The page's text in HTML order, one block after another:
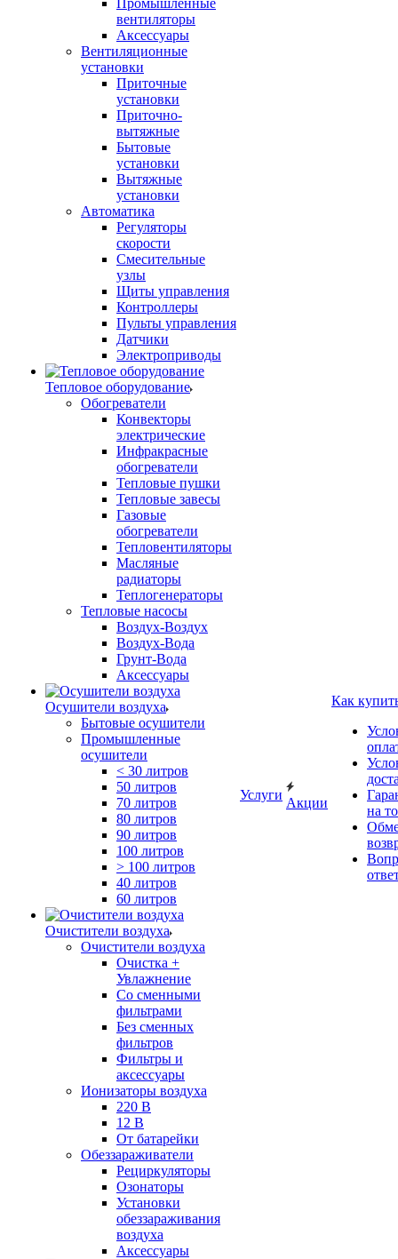
Промышленные
вентиляторы
Аксессуары
Вентиляционные
установки
Приточные
установки
Приточно-
вытяжные
Бытовые
установки
Вытяжные
установки
Автоматика
Регуляторы
скорости
Смесительные
узлы
Щиты управления
Контроллеры
Пульты управления
Датчики
Электроприводы
Тепловое оборудование
Обогреватели
Конвекторы
электрические
Инфракрасные
обогреватели
Тепловые пушки
Тепловые завесы
Газовые
обогреватели
Тепловентиляторы
Масляные
радиаторы
Теплогенераторы
Тепловые насосы
Воздух-Воздух
Воздух-Вода
Грунт-Вода
Аксессуары
Осушители воздуха
Бытовые осушители
Промышленные
осушители
< 30 литров
50 литров
70 литров
80 литров
90 литров
100 литров
> 100 литров
40 литров
60 литров
Очистители воздуха
Очистители воздуха
Очистка +
Увлажнение
Cо сменными
фильтрами
Без сменных
фильтров
Фильтры и
аксессуары
Ионизаторы воздуха
220 В
12 В
От батарейки
Обеззараживатели
Рециркуляторы
Озонаторы
Установки
обеззараживания
воздуха
Аксессуары
Услуги
Акции
Как
на